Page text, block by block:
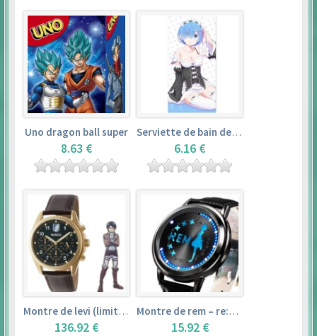
Uno dragon ball super
8.63 €
Serviette de bain de rem (120×60cm) – re:zero kara hajimeru isekai seikatsu
6.16 €
Montre de levi (limited edition) – shingeki no kyojin
136.92 €
Montre de rem – re:zero kara hajimeru isekai seikatsu
15.92 €